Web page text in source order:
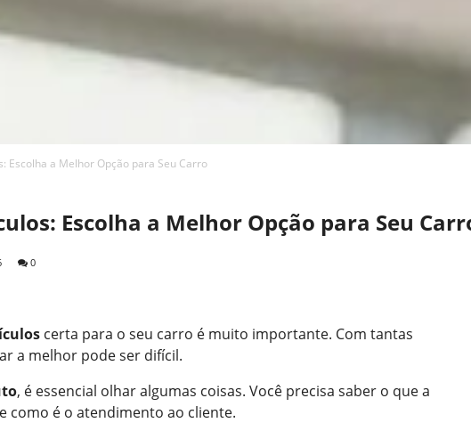
Escolha a Melhor Opção para Seu Carro
Escolha a Melhor Opção para Seu
0
certa para o seu carro é muito importante. Com tantas
a melhor pode ser difícil.
, é essencial olhar algumas coisas. Você precisa saber o que a
como é o atendimento ao cliente.